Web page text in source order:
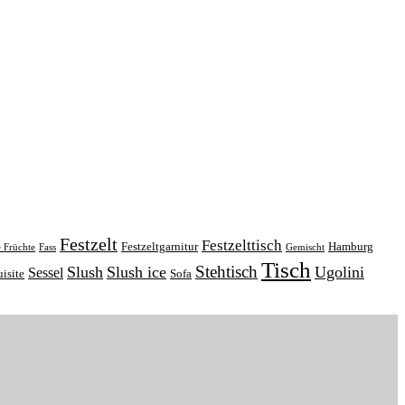
Früchte Fass Festzelt Festzeltgarnitur Festzelttisch Gemischt Hamburg
Sessel Slush Slush ice Sofa Stehtisch Tisch Ugolini